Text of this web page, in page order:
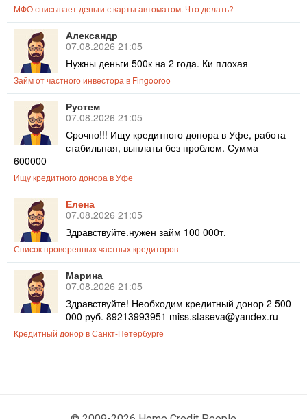
МФО списывает деньги с карты автоматом. Что делать?
Александр
07.08.2026 21:05
Нужны деньги 500к на 2 года. Ки плохая
Займ от частного инвестора в Fingooroo
Рустем
07.08.2026 21:05
Срочно!!! Ищу кредитного донора в Уфе, работа
стабильная, выплаты без проблем. Сумма
600000
Ищу кредитного донора в Уфе
Елена
07.08.2026 21:05
Здравствуйте.нужен займ 100 000т.
Список проверенных частных кредиторов
Марина
07.08.2026 21:05
Здравствуйте! Необходим кредитный донор 2 500
000 руб. 89213993951 miss.staseva@yandex.ru
Кредитный донор в Санкт-Петербурге